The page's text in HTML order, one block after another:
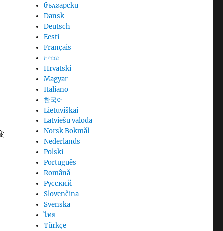
български
Dansk
Deutsch
Eesti
Français
עברית
Hrvatski
Magyar
Italiano
한국어
Lietuviškai
Latviešu valoda
Norsk Bokmål
Nederlands
Polski
Português
Română
Русский
Slovenčina
Svenska
ไทย
Türkçe